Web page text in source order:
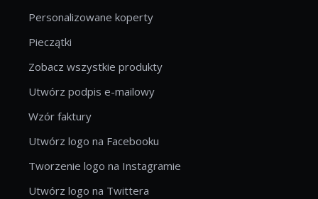
Personalizowane koperty
Pieczątki
Zobacz wszystkie produkty
Utwórz podpis e-mailowy
Wzór faktury
Utwórz logo na Facebooku
Tworzenie logo na Instagramie
Utwórz logo na Twittera